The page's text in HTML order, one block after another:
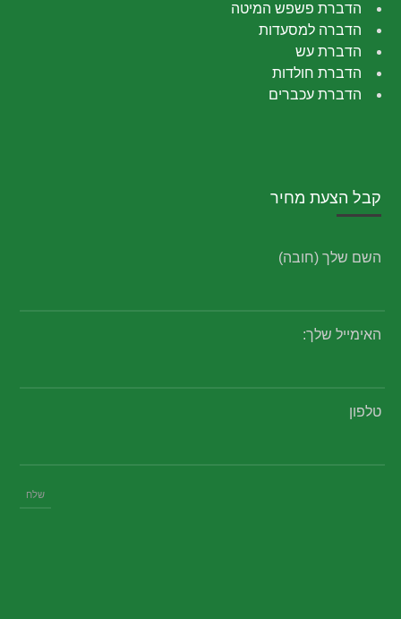
הדברת פשפש המיטה
הדברה למסעדות
הדברת עש
הדברת חולדות
הדברת עכברים
קבל הצעת מחיר
השם שלך (חובה)
האימייל שלך:
טלפון